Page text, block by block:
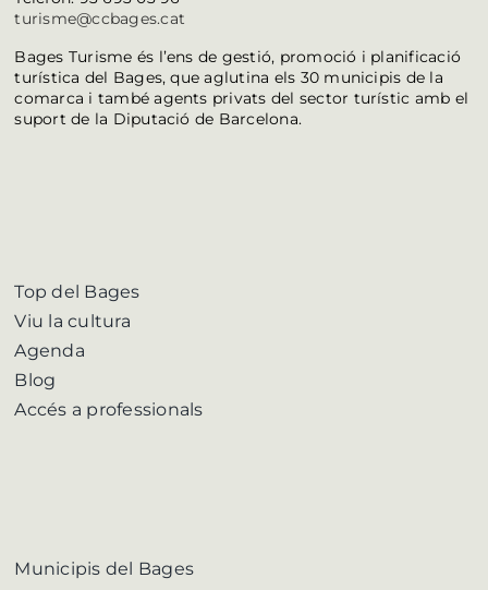
turisme@ccbages.cat
Bages Turisme és l’ens de gestió, promoció i planificació
turística del Bages, que aglutina els 30 municipis de la
comarca i també agents privats del sector turístic amb el
suport de la Diputació de Barcelona.
Top del Bages
Viu la cultura
Agenda
Blog
Accés a professionals
Municipis del Bages